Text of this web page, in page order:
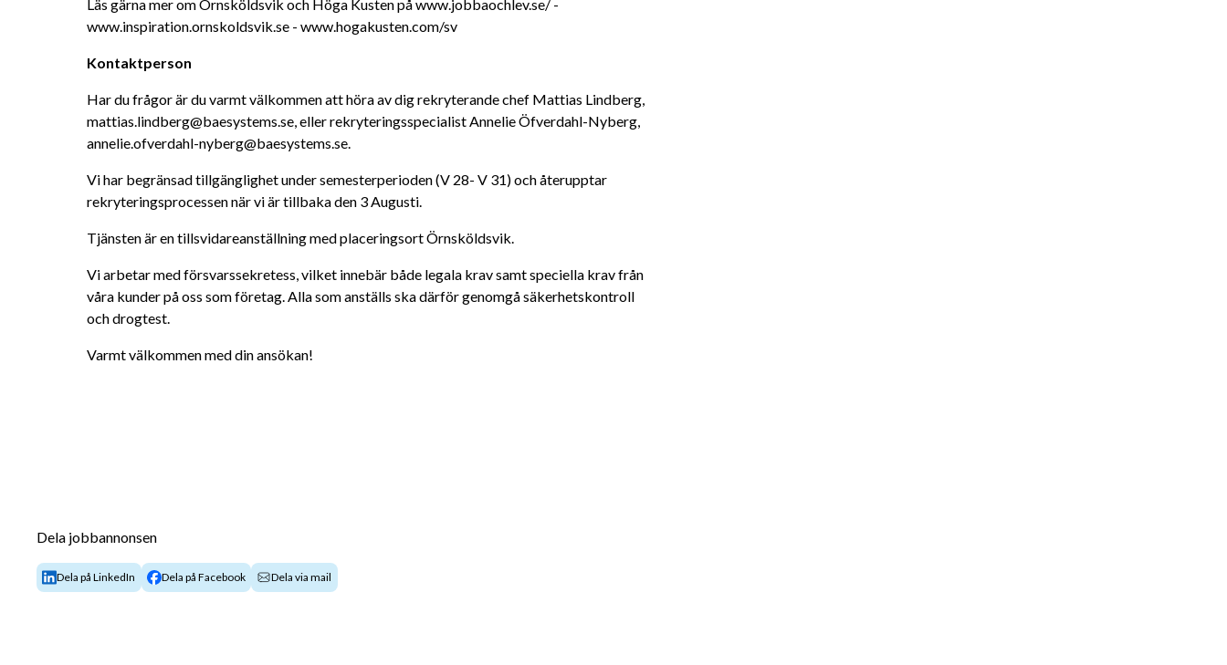
Läs gärna mer om Örnsköldsvik och Höga Kusten på www.jobbaochlev.se/ -
www.inspiration.ornskoldsvik.se - www.hogakusten.com/sv
Kontaktperson
Har du frågor är du varmt välkommen att höra av dig rekryterande chef Mattias Lindberg,
mattias.lindberg@baesystems.se, eller rekryteringsspecialist Annelie Öfverdahl-Nyberg,
annelie.ofverdahl-nyberg@baesystems.se.
Vi har begränsad tillgänglighet under semesterperioden (V 28- V 31) och återupptar
rekryteringsprocessen när vi är tillbaka den 3 Augusti.
Tjänsten är en tillsvidareanställning med placeringsort Örnsköldsvik.
Vi arbetar med försvarssekretess, vilket innebär både legala krav samt speciella krav från
våra kunder på oss som företag. Alla som anställs ska därför genomgå säkerhetskontroll
och drogtest.
Varmt välkommen med din ansökan!
Dela jobbannonsen
Dela på LinkedIn Dela på Facebook Dela via mail